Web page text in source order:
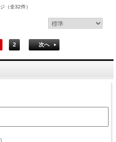
（全32件）
2 次へ